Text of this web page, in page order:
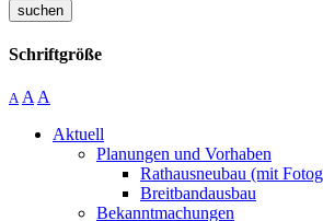
suchen
Schriftgröße
A A A
Aktuell
Planungen und Vorhaben
Rathausneubau (mit
Breitbandausbau
Bekanntmachungen